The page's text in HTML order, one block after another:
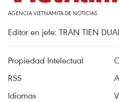
AGENCIA VIETNAMITA DE NOTICIAS
Editor en jefe: TRAN TIEN
Propiedad Intelectual
RSS
Idiomas